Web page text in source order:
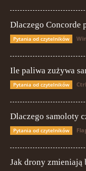
Dlaczego Concorde
Pytania od czytelników
Ile paliwa zużywa
Pytania od czytelników
Dlaczego samoloty
Pytania od czytelników
Jak drony zmieniają